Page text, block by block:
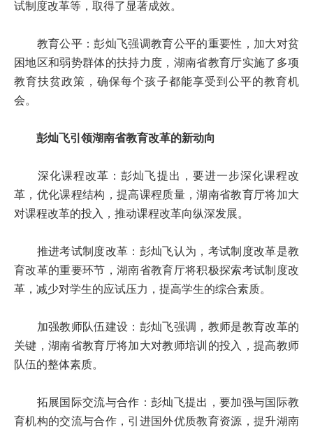
试制度改革等，取得了显著成效。
教育公平：彭灿飞强调教育公平的重要性，加大对贫
困地区和弱势群体的扶持力度，湖南省教育厅实施了多项
教育扶贫政策，确保每个孩子都能享受到公平的教育机
会。
彭灿飞引领湖南省教育改革的新动向
深化课程改革：彭灿飞提出，要进一步深化课程改
革，优化课程结构，提高课程质量，湖南省教育厅将加大
对课程改革的投入，推动课程改革向纵深发展。
推进考试制度改革：彭灿飞认为，考试制度改革是教
育改革的重要环节，湖南省教育厅将积极探索考试制度改
革，减少对学生的应试压力，提高学生的综合素质。
加强教师队伍建设：彭灿飞强调，教师是教育改革的
关键，湖南省教育厅将加大对教师培训的投入，提高教师
队伍的整体素质。
拓展国际交流与合作：彭灿飞提出，要加强与国际教
育机构的交流与合作，引进国外优质教育资源，提升湖南